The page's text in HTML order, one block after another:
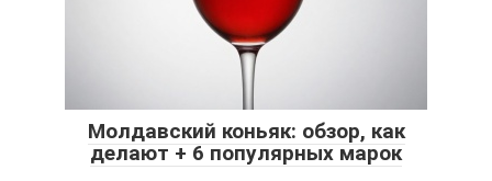
Молдавский коньяк: обзор, как
делают + 6 популярных марок